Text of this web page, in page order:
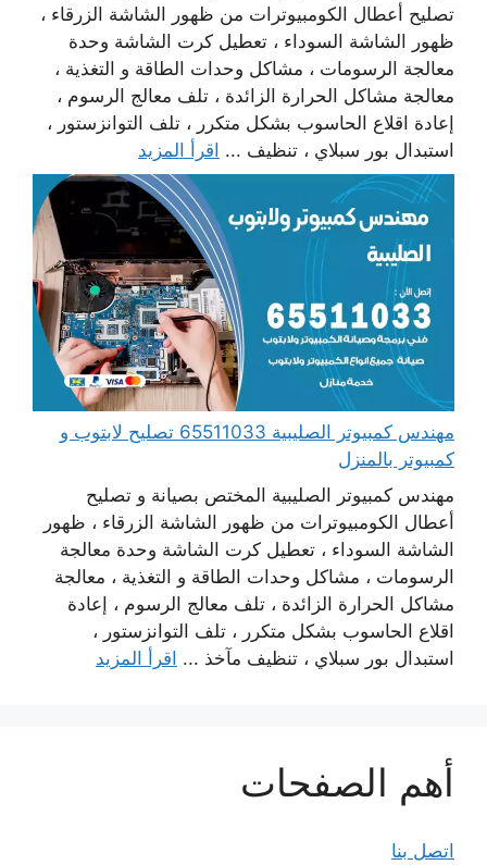
تصليح أعطال الكومبيوترات من ظهور الشاشة الزرقاء ،
ظهور الشاشة السوداء ، تعطيل كرت الشاشة وحدة
معالجة الرسومات ، مشاكل وحدات الطاقة و التغذية ،
معالجة مشاكل الحرارة الزائدة ، تلف معالج الرسوم ،
إعادة اقلاع الحاسوب بشكل متكرر ، تلف التوانزستور ،
استبدال بور سبلاي ، تنظيف ... اقرأ المزيد
مهندس كمبيوتر الصليبية 65511033 تصليح لابتوب و
كمبيوتر بالمنزل
مهندس كمبيوتر الصليبية المختص بصيانة و تصليح
أعطال الكومبيوترات من ظهور الشاشة الزرقاء ، ظهور
الشاشة السوداء ، تعطيل كرت الشاشة وحدة معالجة
الرسومات ، مشاكل وحدات الطاقة و التغذية ، معالجة
مشاكل الحرارة الزائدة ، تلف معالج الرسوم ، إعادة
اقلاع الحاسوب بشكل متكرر ، تلف التوانزستور ،
استبدال بور سبلاي ، تنظيف مآخذ ... اقرأ المزيد
أهم الصفحات
اتصل بنا